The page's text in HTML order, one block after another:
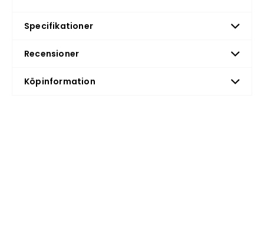
Specifikationer
Recensioner
Köpinformation